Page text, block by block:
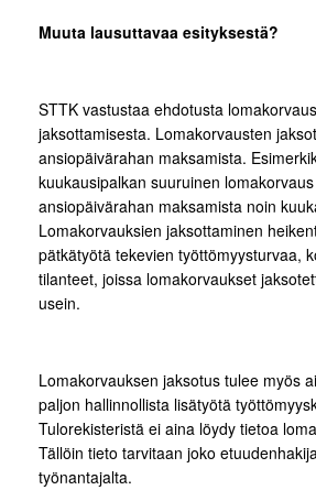
Muuta lausuttavaa esityksestä?
STTK vastustaa ehdotusta
jaksottamisesta. Lomakorvausten
ansiopäivärahan maksamista.
kuukausipalkan suuruinen
ansiopäivärahan maksamista noin
Lomakorvauksien jaksottaminen
pätkätyötä tekevien työttömyysturvaa,
tilanteet, joissa lomakorvaukset
usein.
Lomakorvauksen jaksotus tulee myös
paljon hallinnollista lisätyötä
Tulorekisteristä ei aina löydy tietoa
Tällöin tieto tarvitaan joko
työnantajalta.